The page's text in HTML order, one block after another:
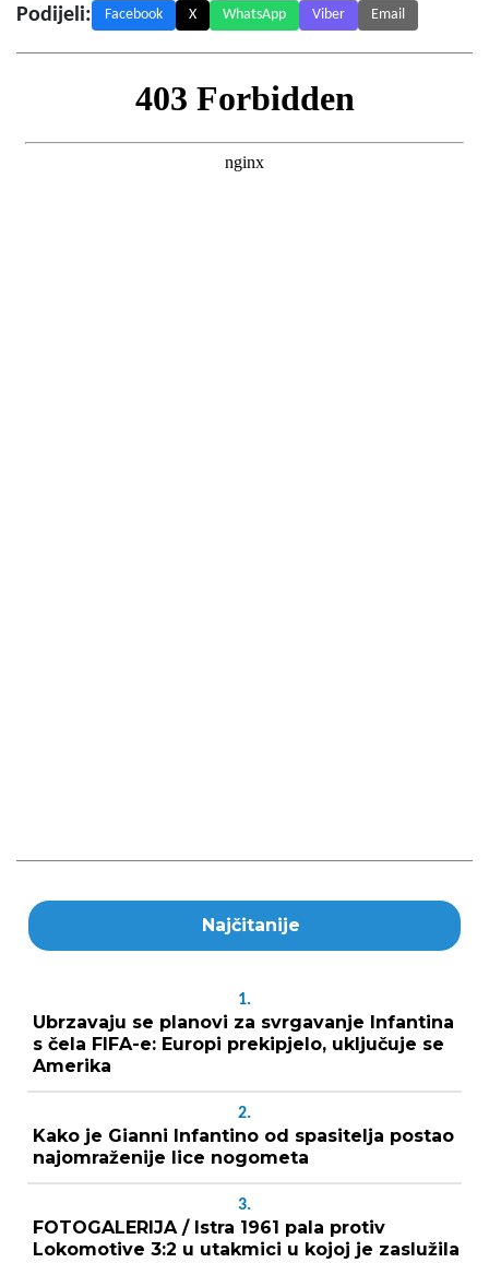
Podijeli: Facebook X WhatsApp Viber Email
Najčitanije
1.
Ubrzavaju se planovi za svrgavanje Infantina
s čela FIFA-e: Europi prekipjelo, uključuje se
Amerika
2.
Kako je Gianni Infantino od spasitelja postao
najomraženije lice nogometa
3.
FOTOGALERIJA / Istra 1961 pala protiv
Lokomotive 3:2 u utakmici u kojoj je zaslužila